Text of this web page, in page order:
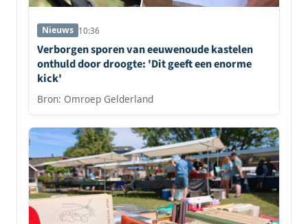
Nieuws 10:36
Verborgen sporen van eeuwenoude kastelen
onthuld door droogte: 'Dit geeft een enorme
kick'
Bron: Omroep Gelderland